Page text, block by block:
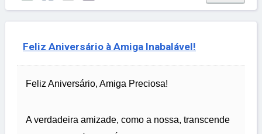
Feliz Aniversário à Amiga Inabalável!
Feliz Aniversário, Amiga Preciosa!
A verdadeira amizade, como a nossa, transcende